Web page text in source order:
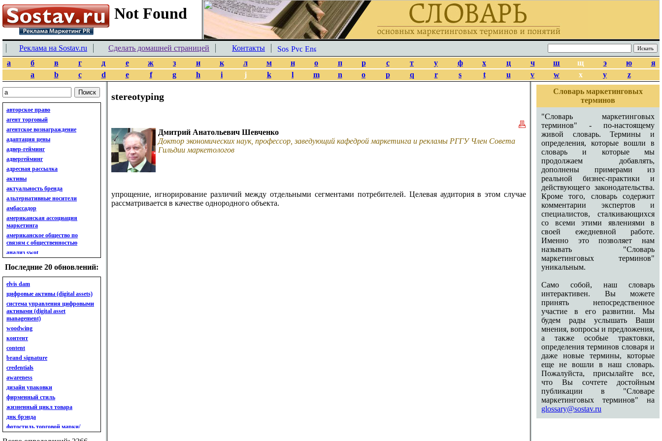
Реклама на Sostav.ru Сделать домашней страницей
Контакты
а
б в г д е ж з и к л м н о п р с т у ф х ц ч ш щ э ю
я
a
b c d e f g h i j k l m n o p q r s t u v w x y z
авторское право
агент торговый
агентское вознаграждение
адаптация цены
адвер-гейминг
адвергейминг
адресная рассылка
активы
актуальность бренда
альтернативные носители
амбассадор
американская ассоциация
маркетинга
американское общество по
связям с общественностью
анализ swot
анализ бизнес-портфеля
анализ имиджа
анализ кластерный
анализ конкурентов
анализ кросс-культурных
особенностей
анализ мак кинси «7s»
анализ макросистемы
анализ маркетинговый
анализ рынка
анализ ситуационный
анализ экспертный
индивидуальный
анкета
ассортимент
ассортимент товарный.
планирование товарного
ассортимента
ассортимент. глубина
Последние 20 обновлений:
elvis dam
цифровые активы (digital assets)
система управления цифровыми
активами (digital asset
management)
woodwing
контент
content
brand signature
credentials
awareness
дизайн упаковки
фирменный стиль
жизненный цикл товара
днк брэнда
фотостиль торговой марки/
линейки продукции
stereotyping
Дмитрий Анатольевич Шевченко
Доктор экономических наук, профессор, заведующий кафедрой маркетинга и рекламы РГГУ Член Совета
Гильдии маркетологов
упрощение, игнорирование различий между отдельными сегментами потребителей. Целевая аудитория в этом случае
рассматривается в качестве однородного объекта.
Словарь маркетинговых
терминов
"Словарь маркетинговых
терминов" - по-настоящему
живой словарь. Термины и
определения, которые вошли в
словарь и которые мы
продолжаем добавлять,
дополнены примерами из
реальной бизнес-практики и
действующего законодательства.
Кроме того, словарь содержит
комментарии экспертов и
специалистов, сталкивающихся
со всеми этими явлениями в
своей ежедневной работе.
Именно это позволяет нам
называть "Словарь
маркетинговых терминов"
уникальным.
Само собой, наш словарь
интерактивен. Вы можете
принять непосредственное
участие в его развитии. Мы
будем рады услышать Ваши
мнения, вопросы и предложения,
а также особые трактовки,
определения терминов словаря и
даже новые термины, которые
еще не вошли в наш словарь.
Пожалуйста, присылайте все,
что Вы сочтете достойным
публикации в "Словаре
маркетинговых терминов" на
glossary@sostav.ru